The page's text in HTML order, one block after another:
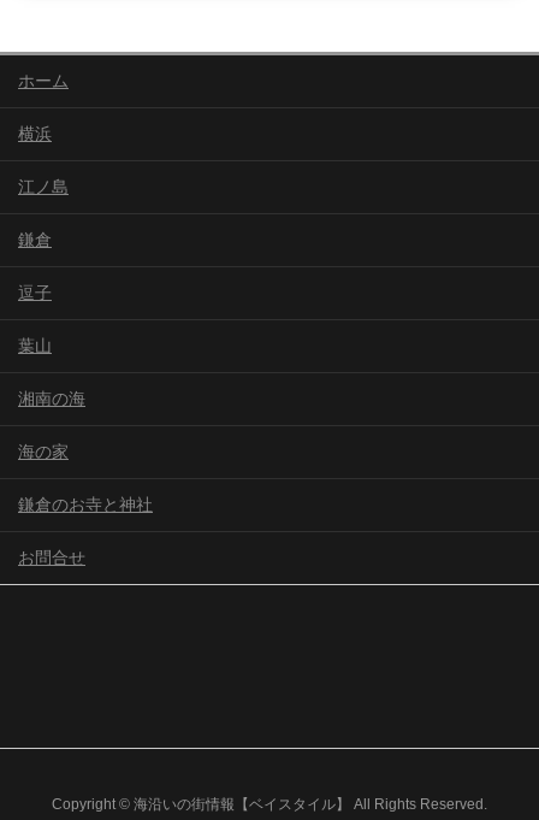
ホーム
横浜
江ノ島
鎌倉
逗子
葉山
湘南の海
海の家
鎌倉のお寺と神社
お問合せ
Copyright © 海沿いの街情報【ベイスタイル】 All Rights Reserved.